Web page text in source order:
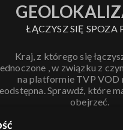
ŁĄCZYSZ SIĘ SPOZA
Kraj, z którego się
, w związku z
na platformie TVP VOD
Sprawdź, które
obejrzeć.